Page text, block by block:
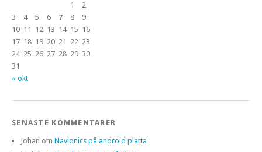
1
2
3
4 5 6 7 8
9
10 11 12 13 14 15 16
17 18 19 20 21 22 23
24 25 26 27 28 29 30
31
« okt
SENASTE KOMMENTARER
Johan om Navionics på android platta